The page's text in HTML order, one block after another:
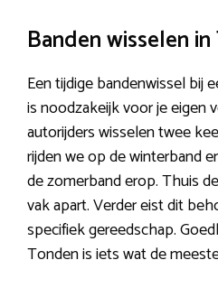
Banden wisselen
Een tijdige bandenwissel bij
is noodzakeijk voor je eigen
autorijders wisselen twee
rijden we op de winterband
de zomerband erop. Thuis
vak apart. Verder eist dit
specifiek gereedschap.
Tonden is iets wat de